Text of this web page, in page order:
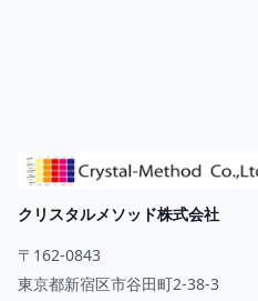
クリスタルメソッド株式会社
〒162-0843
東京都新宿区市谷田町2-38-3